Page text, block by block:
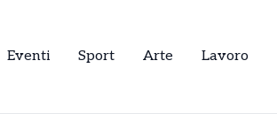
Eventi Sport Arte Lavoro